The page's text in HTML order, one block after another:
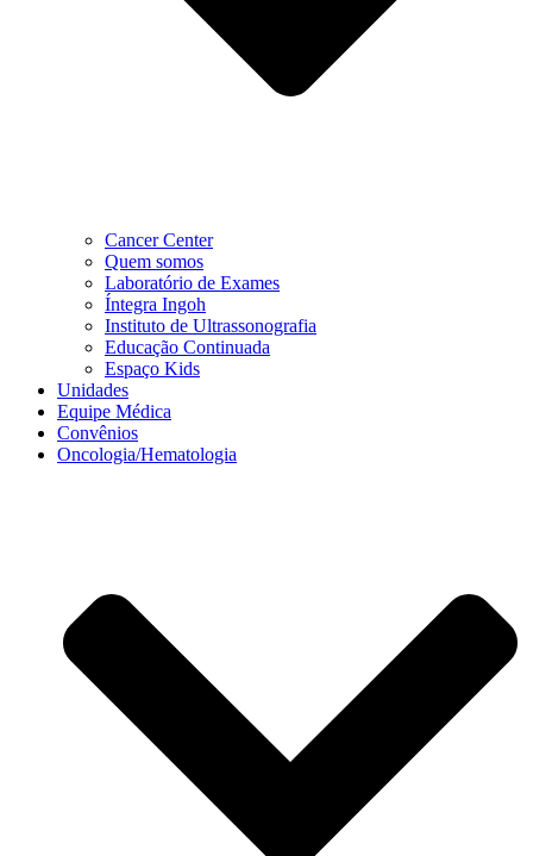
Cancer Center
Quem somos
Laboratório de Exames
Íntegra Ingoh
Instituto de Ultrassonografia
Educação Continuada
Espaço Kids
Unidades
Equipe Médica
Convênios
Oncologia/Hematologia